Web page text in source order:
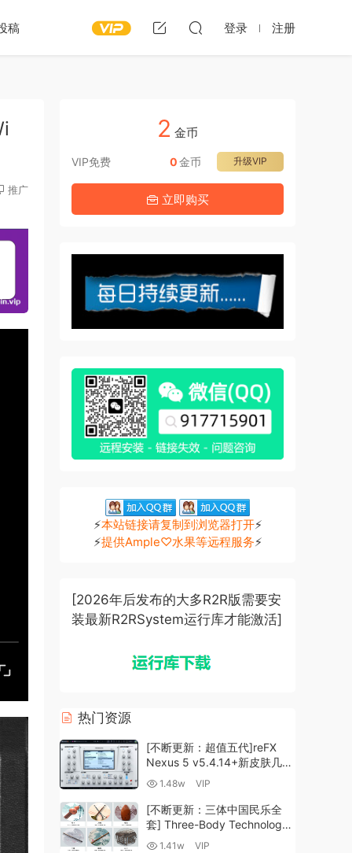
稿 登录 注册
推广
2 金币
VIP免费 升级VIP
0金币
立即购买
⚡本站链接请复制到浏览器打开⚡
⚡提供Ample♡水果等远程服务⚡
[2026年后发布的大多R2R版需要安
装最新R2RSystem运行库才能激活]
热门资源
[不断更新：超值五代]reFX
Nexus 5 v5.4.14+新皮肤几十
套+原厂+全套扩展+教程
1.48w VIP
[不断更新：三体中国民乐全
套] Three-Body Technology-
R2R [WiN, MacOSX]
1.41w VIP